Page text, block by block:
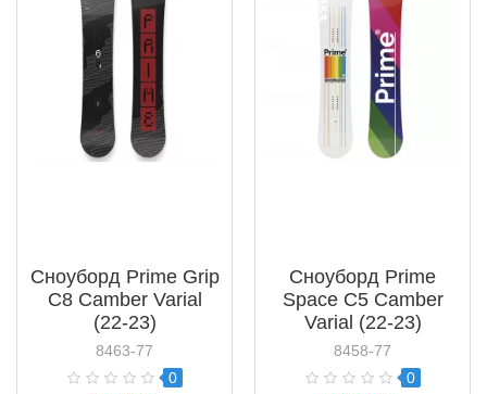
Сноуборд Prime Grip
C8 Camber Varial
(22-23)
8463-77
0
Сноуборд Prime
Space C5 Camber
Varial (22-23)
8458-77
0